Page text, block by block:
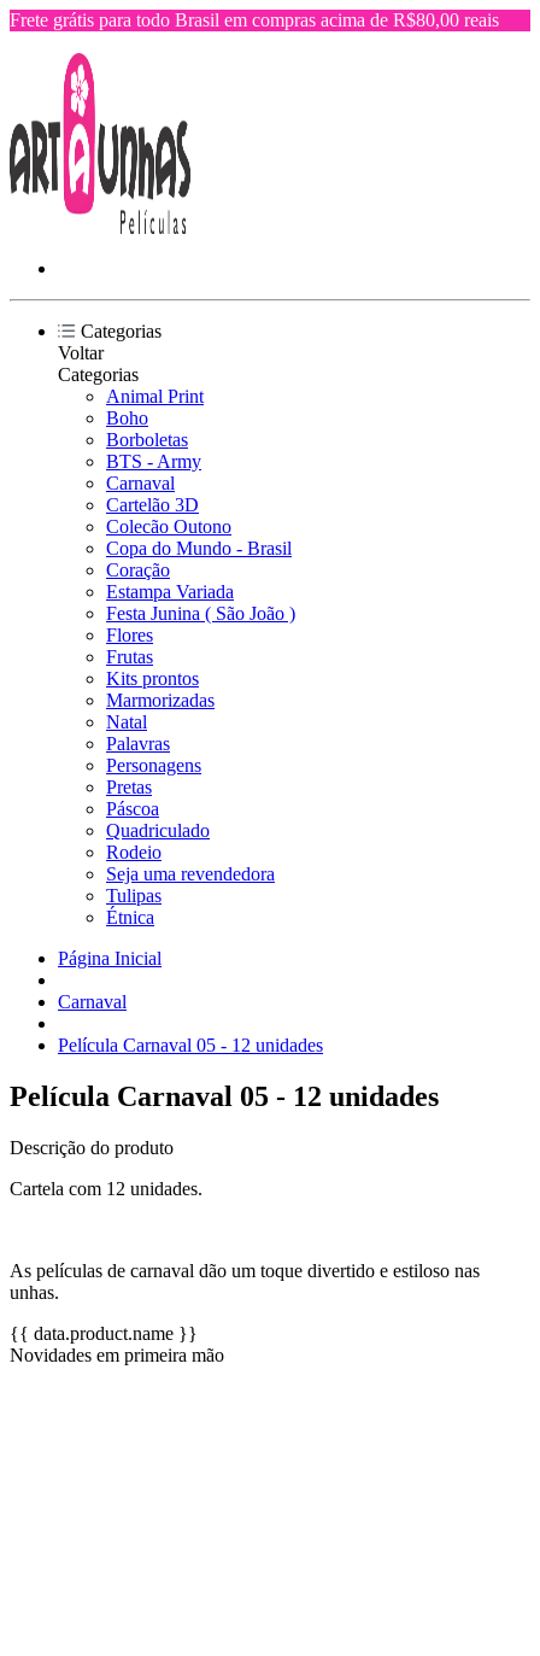
Frete grátis para todo Brasil em compras acima de R$80,00 reais
Categorias
Voltar
Categorias
Animal Print
Boho
Borboletas
BTS - Army
Carnaval
Cartelão 3D
Colecão Outono
Copa do Mundo - Brasil
Coração
Estampa Variada
Festa Junina ( São João )
Flores
Frutas
Kits prontos
Marmorizadas
Natal
Palavras
Personagens
Pretas
Páscoa
Quadriculado
Rodeio
Seja uma revendedora
Tulipas
Étnica
Página Inicial
Carnaval
Película Carnaval 05 - 12 unidades
Película Carnaval 05 - 12 unidades
Descrição do produto
Cartela com 12 unidades.
As películas de carnaval dão um toque divertido e estiloso nas
unhas.
{{ data.product.name }}
Novidades em primeira mão